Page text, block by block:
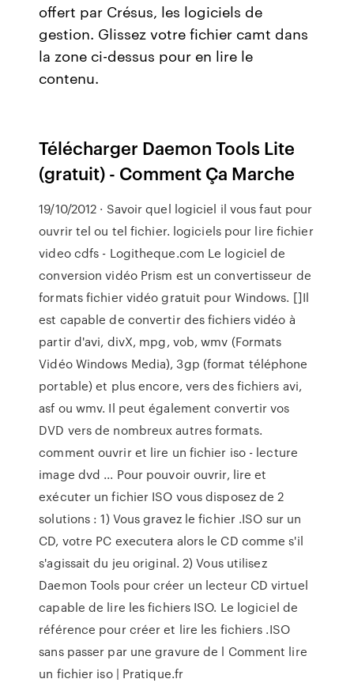
offert par Crésus, les logiciels de
gestion. Glissez votre fichier camt dans
la zone ci-dessus pour en lire le
contenu.
Télécharger Daemon Tools Lite
(gratuit) - Comment Ça Marche
19/10/2012 · Savoir quel logiciel il vous faut pour
ouvrir tel ou tel fichier. logiciels pour lire fichier
video cdfs - Logitheque.com Le logiciel de
conversion vidéo Prism est un convertisseur de
formats fichier vidéo gratuit pour Windows. []Il
est capable de convertir des fichiers vidéo à
partir d'avi, divX, mpg, vob, wmv (Formats
Vidéo Windows Media), 3gp (format téléphone
portable) et plus encore, vers des fichiers avi,
asf ou wmv. Il peut également convertir vos
DVD vers de nombreux autres formats.
comment ouvrir et lire un fichier iso - lecture
image dvd ... Pour pouvoir ouvrir, lire et
exécuter un fichier ISO vous disposez de 2
solutions : 1) Vous gravez le fichier .ISO sur un
CD, votre PC executera alors le CD comme s'il
s'agissait du jeu original. 2) Vous utilisez
Daemon Tools pour créer un lecteur CD virtuel
capable de lire les fichiers ISO. Le logiciel de
référence pour créer et lire les fichiers .ISO
sans passer par une gravure de l Comment lire
un fichier iso | Pratique.fr